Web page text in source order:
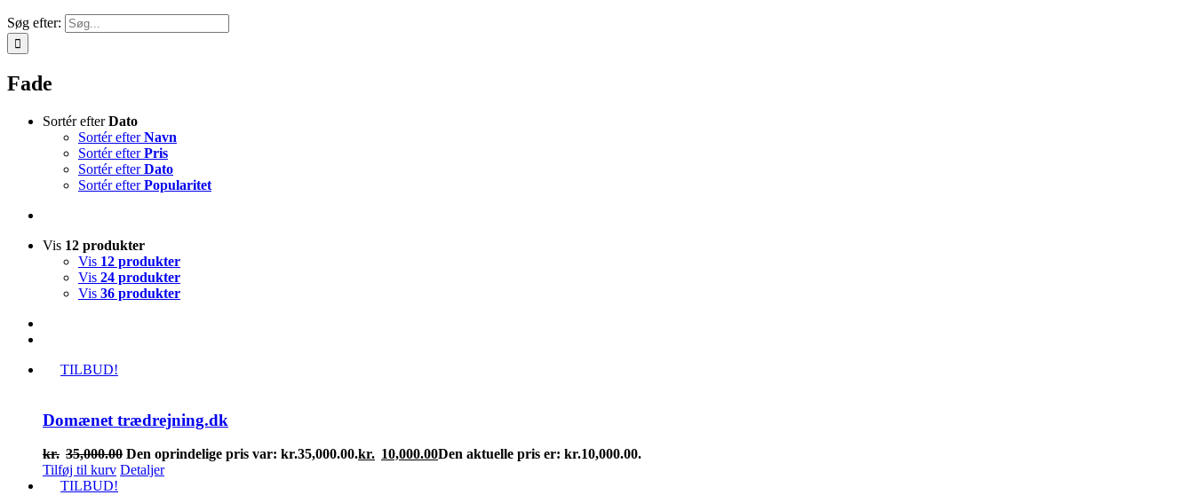
Søg efter:
Fade
Sortér efterDato
Sortér efterNavn
Sortér efterPris
Sortér efterDato
Sortér efterPopularitet
Vis 12 produkter
Vis 12 produkter
Vis 24 produkter
Vis 36 produkter
TILBUD!
Domænet trædrejning.dk
kr. 35,000.00 Den oprindelige pris var: kr.35,000.00.kr. 10,000.00Den aktuelle pris er: kr.10,000.00.
Tilføj til kurv Detaljer
TILBUD!